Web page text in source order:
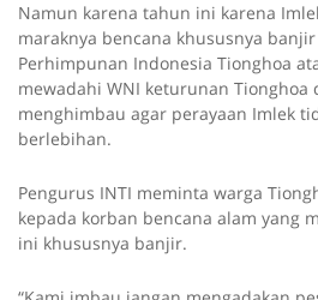
Namun karena tahun ini karena
maraknya bencana khususnya
Perhimpunan Indonesia Tionghoa
mewadahi WNI keturunan Tionghoa
menghimbau agar perayaan Imlek
berlebihan.
Pengurus INTI meminta warga
kepada korban bencana alam yang
ini khususnya banjir.